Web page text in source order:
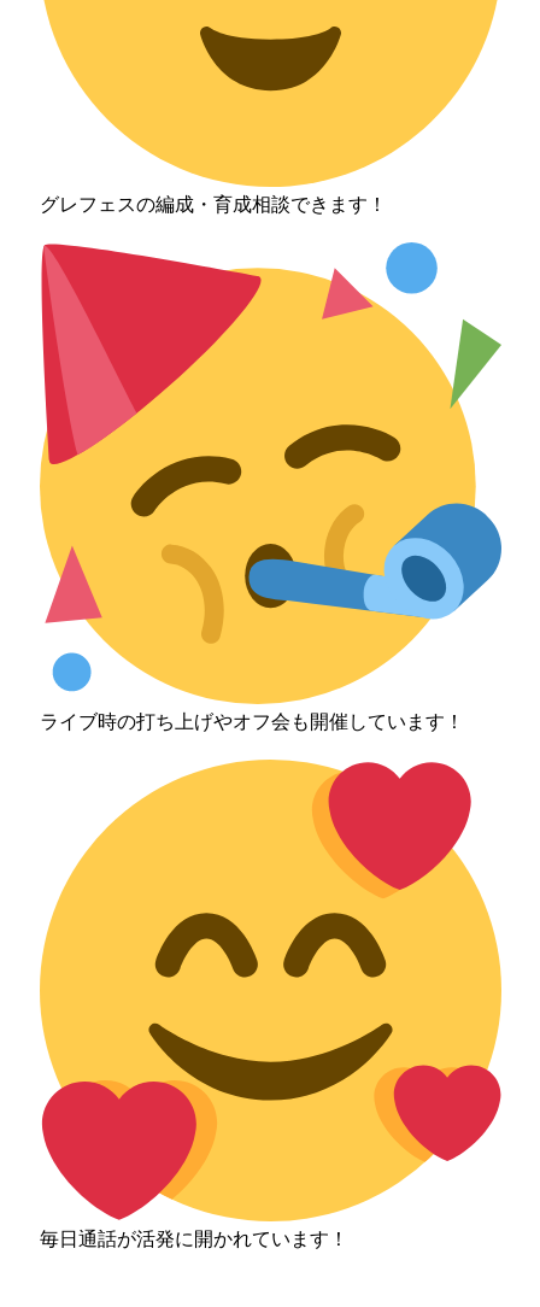
グレフェスの編成・育成相談できます！
ライブ時の打ち上げやオフ会も開催しています！
毎日通話が活発に開かれています！